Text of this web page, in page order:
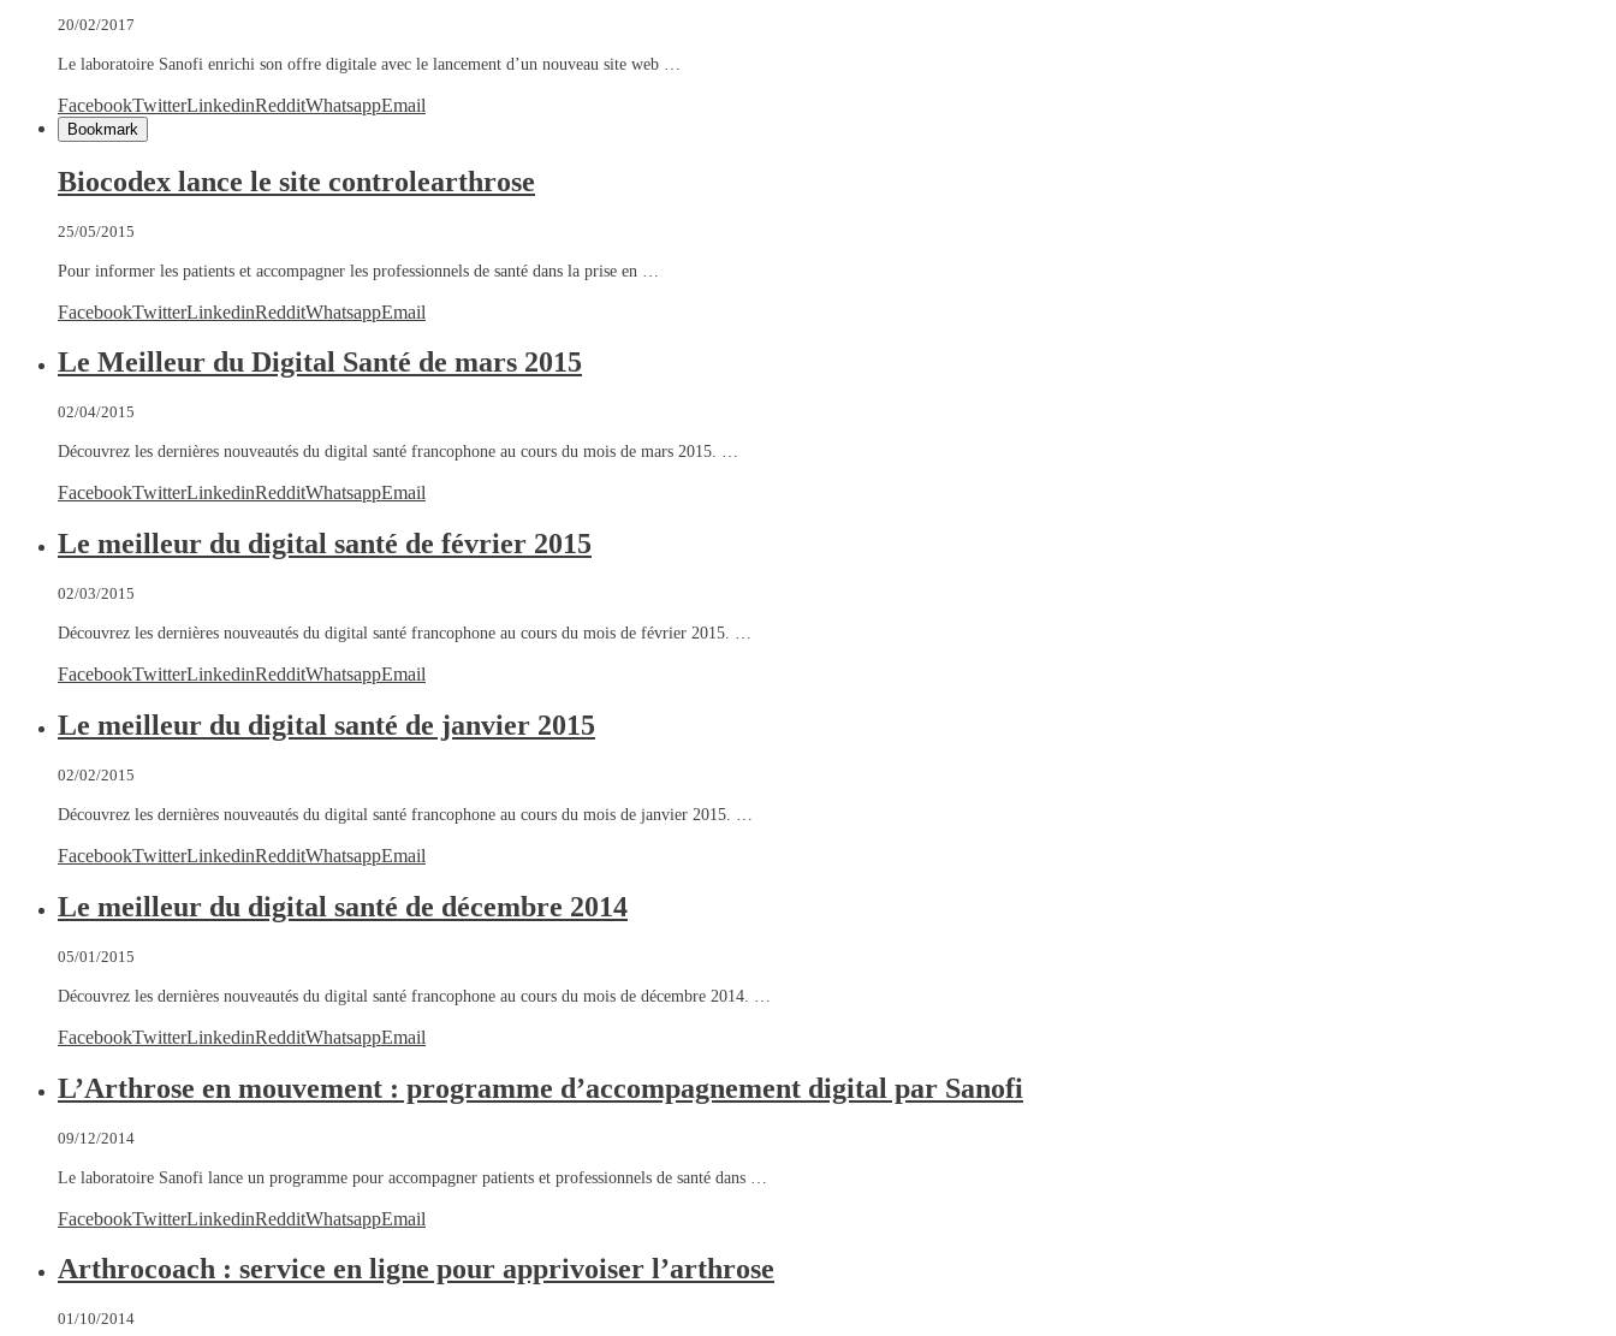
20/02/2017
Le laboratoire Sanofi enrichi son offre digitale avec le lancement d’un nouveau site web …
FacebookTwitterLinkedinRedditWhatsappEmail
Bookmark
Biocodex lance le site controlearthrose
25/05/2015
Pour informer les patients et accompagner les professionnels de santé dans la prise en …
FacebookTwitterLinkedinRedditWhatsappEmail
Le Meilleur du Digital Santé de mars 2015
02/04/2015
Découvrez les dernières nouveautés du digital santé francophone au cours du mois de mars 2015. …
FacebookTwitterLinkedinRedditWhatsappEmail
Le meilleur du digital santé de février 2015
02/03/2015
Découvrez les dernières nouveautés du digital santé francophone au cours du mois de février 2015. …
FacebookTwitterLinkedinRedditWhatsappEmail
Le meilleur du digital santé de janvier 2015
02/02/2015
Découvrez les dernières nouveautés du digital santé francophone au cours du mois de janvier 2015. …
FacebookTwitterLinkedinRedditWhatsappEmail
Le meilleur du digital santé de décembre 2014
05/01/2015
Découvrez les dernières nouveautés du digital santé francophone au cours du mois de décembre 2014. …
FacebookTwitterLinkedinRedditWhatsappEmail
L’Arthrose en mouvement : programme d’accompagnement digital par Sanofi
09/12/2014
Le laboratoire Sanofi lance un programme pour accompagner patients et professionnels de santé dans …
FacebookTwitterLinkedinRedditWhatsappEmail
Arthrocoach : service en ligne pour apprivoiser l’arthrose
01/10/2014